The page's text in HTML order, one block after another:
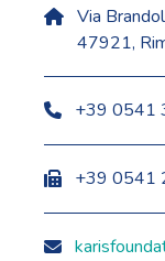
Via
47921,
+39 0541
+39 0541